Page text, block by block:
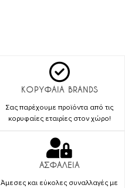
ΚΟΡΥΦΑΙΑ BRANDS
Σας παρέχουμε προϊόντα από τις
κορυφαίες εταιρίες στον χώρο!
ΑΣΦΑΛΕΙΑ
Άμεσες και εύκολες συναλλαγές με